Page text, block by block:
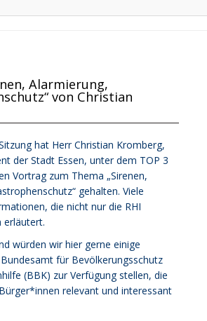
Alarmierung,
von Christian
hat Herr Christian Kromberg,
der Stadt Essen, unter dem TOP 3
Vortrag zum Thema „Sirenen,
gehalten. Viele
die nicht nur die RHI
erläutert.
würden wir hier gerne einige
für Bevölkerungsschutz
(BBK) zur Verfügung stellen, die
relevant und interessant